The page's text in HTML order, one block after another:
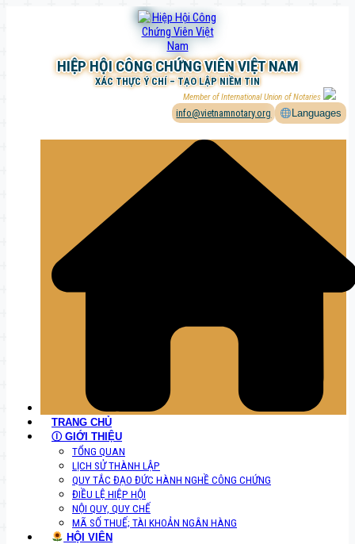
HIỆP HỘI CÔNG CHỨNG VIÊN VIỆT NAM
XÁC THỰC Ý CHÍ – TẠO LẬP NIỀM TIN
Member of International Union of Notaries
info@vietnamnotary.org Languages
TRANG CHỦ
Ⓘ GIỚI THIỆU
TỔNG QUAN
LỊCH SỬ THÀNH LẬP
QUY TẮC ĐẠO ĐỨC HÀNH NGHỀ CÔNG CHỨNG
ĐIỀU LỆ HIỆP HỘI
NỘI QUY, QUY CHẾ
MÃ SỐ THUẾ; TÀI KHOẢN NGÂN HÀNG
HỘI VIÊN